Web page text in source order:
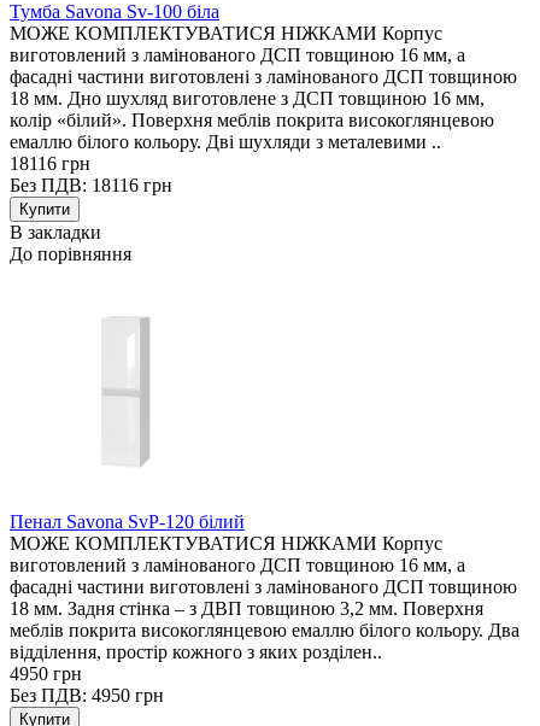
Тумба Savona Sv-100 біла
МОЖЕ КОМПЛЕКТУВАТИСЯ НІЖКАМИ Корпус
виготовлений з ламінованого ДСП товщиною 16 мм, а
фасадні частини виготовлені з ламінованого ДСП товщиною
18 мм. Дно шухляд виготовлене з ДСП товщиною 16 мм,
колір «білий». Поверхня меблів покрита високоглянцевою
емаллю білого кольору. Дві шухляди з металевими ..
18116 грн
Без ПДВ: 18116 грн
В закладки
До порівняння
Пенал Savona SvP-120 білий
МОЖЕ КОМПЛЕКТУВАТИСЯ НІЖКАМИ Корпус
виготовлений з ламінованого ДСП товщиною 16 мм, а
фасадні частини виготовлені з ламінованого ДСП товщиною
18 мм. Задня стінка – з ДВП товщиною 3,2 мм. Поверхня
меблів покрита високоглянцевою емаллю білого кольору. Два
відділення, простір кожного з яких розділен..
4950 грн
Без ПДВ: 4950 грн